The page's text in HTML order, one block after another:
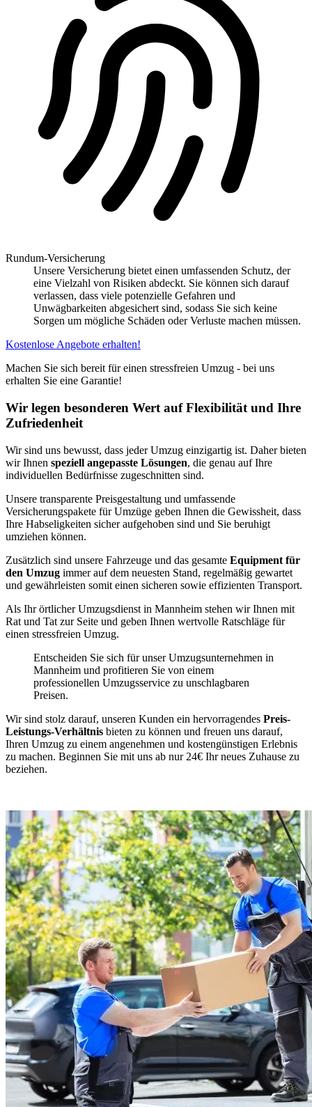
Rundum-Versicherung
Unsere Versicherung bietet einen umfassenden Schutz, der
eine Vielzahl von Risiken abdeckt. Sie können sich darauf
verlassen, dass viele potenzielle Gefahren und
Unwägbarkeiten abgesichert sind, sodass Sie sich keine
Sorgen um mögliche Schäden oder Verluste machen müssen.
Kostenlose Angebote erhalten!
Machen Sie sich bereit für einen stressfreien Umzug - bei uns
erhalten Sie eine Garantie!
Wir legen besonderen Wert auf Flexibilität und Ihre
Zufriedenheit
Wir sind uns bewusst, dass jeder Umzug einzigartig ist. Daher bieten
wir Ihnen speziell angepasste Lösungen, die genau auf Ihre
individuellen Bedürfnisse zugeschnitten sind.
Unsere transparente Preisgestaltung und umfassende
Versicherungspakete für Umzüge geben Ihnen die Gewissheit, dass
Ihre Habseligkeiten sicher aufgehoben sind und Sie beruhigt
umziehen können.
Zusätzlich sind unsere Fahrzeuge und das gesamte Equipment für
den Umzug immer auf dem neuesten Stand, regelmäßig gewartet
und gewährleisten somit einen sicheren sowie effizienten Transport.
Als Ihr örtlicher Umzugsdienst in Mannheim stehen wir Ihnen mit
Rat und Tat zur Seite und geben Ihnen wertvolle Ratschläge für
einen stressfreien Umzug.
Entscheiden Sie sich für unser Umzugsunternehmen in
Mannheim und profitieren Sie von einem
professionellen Umzugsservice zu unschlagbaren
Preisen.
Wir sind stolz darauf, unseren Kunden ein hervorragendes Preis-
Leistungs-Verhältnis bieten zu können und freuen uns darauf,
Ihren Umzug zu einem angenehmen und kostengünstigen Erlebnis
zu machen. Beginnen Sie mit uns ab nur 24€ Ihr neues Zuhause zu
beziehen.